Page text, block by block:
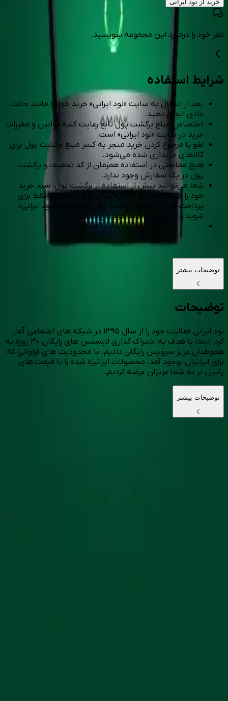
خرید از نود ایرانی
نظر خود را درمورد این مجموعه بنویسید.
شرایط استفاده
بعد از انتقال به سایت «نود ایرانی» خرید خود را مانند حالت
عادی انجام دهید.
اختصاص مبلغ برگشت پول تابع رعایت کلیه قوانین و مقررات
خرید در سایت «نود ایرانی» است.
لغو یا مرجوع کردن خرید منجر به کسر مبلغ برگشت پول برای
کالاهای خریداری شده می‌شود.
هیچ ممانعتی در استفاده همزمان از کد تخفیف و برگشت
پول در یک سفارش وجود ندارد.
شما می‌توانید پیش از استفاده از برگشت پول، سبد خرید
خود را در سایت «نود ایرانی» نهایی کرده باشید و فقط برای
پرداخت کردن از طریق برگشت پول وارد سایت «نود ایرانی»
شوید و مبلغ سبد خرید خود را پرداخت کنید.
توضیحات بیشتر
توضیحات
نود ایرانی فعالیت خود را از سال ۱۳۹۵ در شبکه های اجتماعی آغاز
کرد. ابتدا با هدف به اشتراک گذاری لایسنس های رایگان ۳۰ روزه به
هموطنان عزیز سرویس رایگان دادیم. با محدودیت های فراوانی که
برای ایرانیان بوجود آمد، محصولات ایرانیزه شده را با قیمت های
پایین تر به شما عزیزان عرضه کردیم.
توضیحات بیشتر